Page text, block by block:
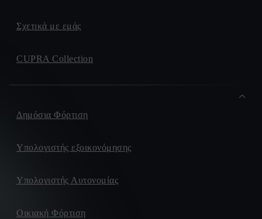
Σχετικά με εμάς
CUPRA Collection
Δημόσια Φόρτιση
Υπολογιστής εξοικονόμησης
Υπολογιστής Αυτονομίας
Οικιακή Φόρτιση